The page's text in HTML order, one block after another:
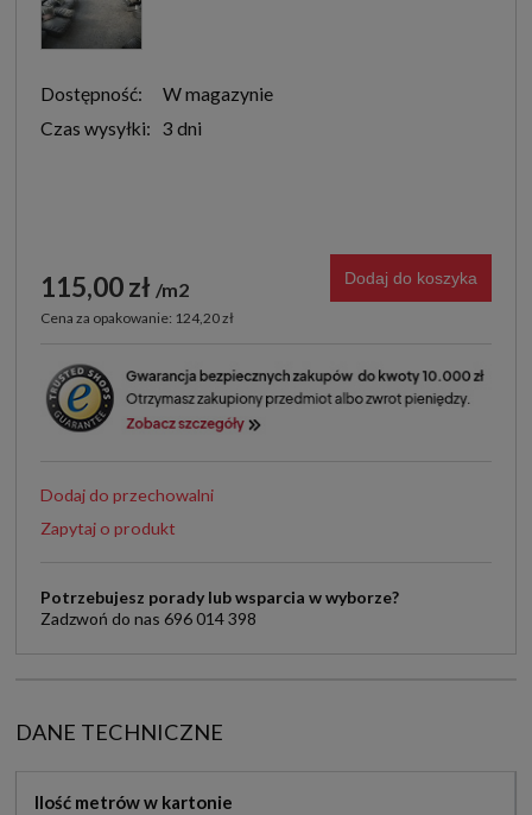
Dostępność:
W magazynie
Czas wysyłki: 3 dni
115,00 zł m2
Cena za opakowanie: 124,20 zł
Dodaj do koszyka
Dodaj do przechowalni
Zapytaj o produkt
Potrzebujesz porady lub wsparcia w wyborze?
Zadzwoń do nas 696 014 398
DANE TECHNICZNE
Ilość metrów w kartonie